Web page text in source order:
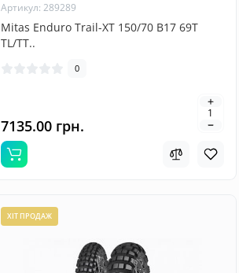
Артикул: 289289
Mitas Enduro Trail-XT 150/70 B17 69T
TL/TT..
0
7135.00 грн.
ХІТ ПРОДАЖ